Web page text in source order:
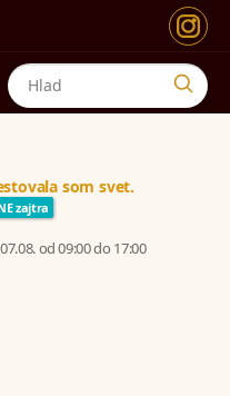
som svet.
zajtra
od 09:00 do 17:00